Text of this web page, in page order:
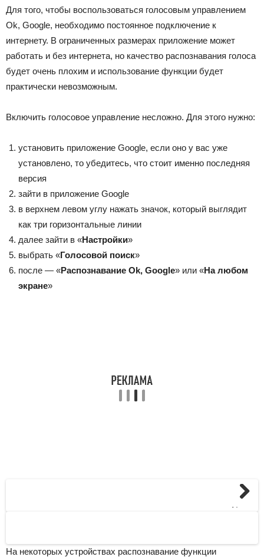
Для того, чтобы воспользоваться голосовым управлением
Ok, Google, необходимо постоянное подключение к
интернету. В ограниченных размерах приложение может
работать и без интернета, но качество распознавания голоса
будет очень плохим и использование функции будет
практически невозможным.
Включить голосовое управление несложно. Для этого нужно:
установить приложение Google, если оно у вас уже
установлено, то убедитесь, что стоит именно последняя
версия
зайти в приложение Google
в верхнем левом углу нажать значок, который выглядит
как три горизонтальные линии
далее зайти в «Настройки»
выбрать «Голосовой поиск»
после — «Распознавание Ok, Google» или «На любом
экране»
Next
На некоторых устройствах распознавание функции